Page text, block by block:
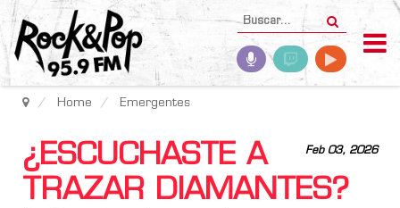
Home Emergentes
Feb 03, 2026
¿ESCUCHASTE A
TRAZAR DIAMANTES?